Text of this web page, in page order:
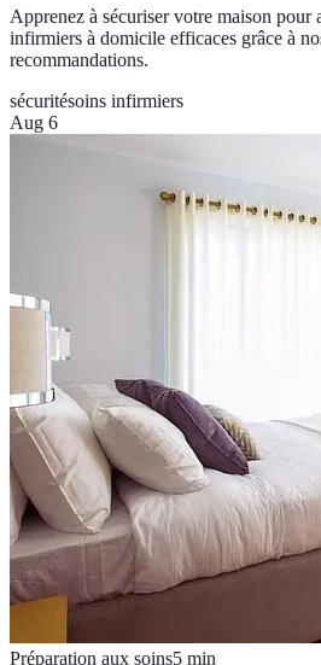
Apprenez à sécuriser votre maison pour
infirmiers à domicile efficaces grâce à
recommandations.
sécuritésoins infirmiers
Aug 6
Préparation aux soins5 min